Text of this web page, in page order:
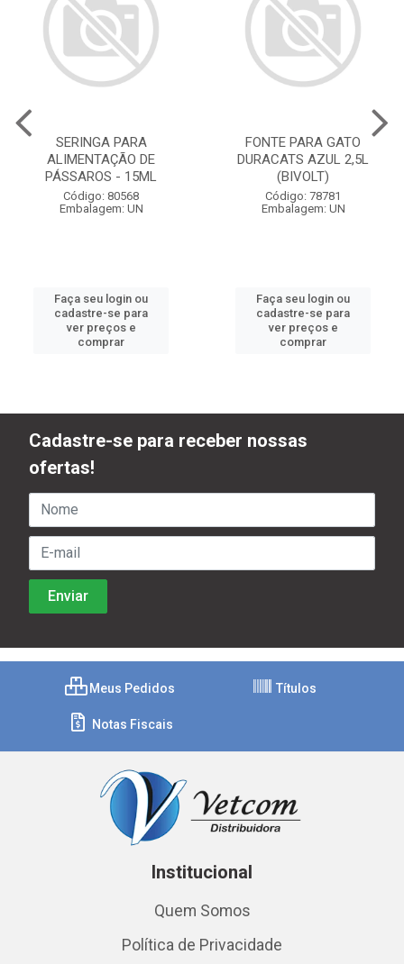
SERINGA PARA
ALIMENTAÇÃO DE
PÁSSAROS - 15ML
Código: 80568
Embalagem: UN
Faça seu login ou
cadastre-se para
ver preços e
comprar
FONTE PARA GATO
DURACATS AZUL 2,5L
(BIVOLT)
Código: 78781
Embalagem: UN
Faça seu login ou
cadastre-se para
ver preços e
comprar
Cadastre-se para receber nossas
ofertas!
Meus Pedidos Títulos
Notas Fiscais
Institucional
Quem Somos
Política de Privacidade